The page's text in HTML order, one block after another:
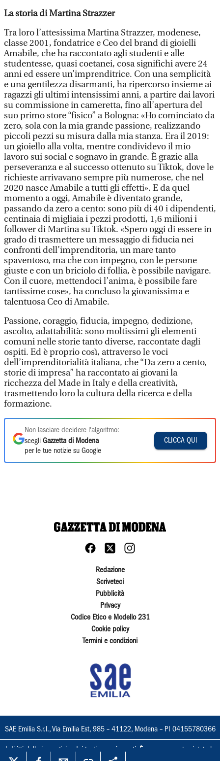
La storia di Martina Strazzer
Tra loro l’attesissima Martina Strazzer, modenese,
classe 2001, fondatrice e Ceo del brand di gioielli
Amabile, che ha raccontato agli studenti e alle
studentesse, quasi coetanei, cosa significhi avere 24
anni ed essere un’imprenditrice. Con una semplicità
e una gentilezza disarmanti, ha ripercorso insieme ai
ragazzi gli ultimi intensissimi anni, a partire dai lavori
su commissione in cameretta, fino all’apertura del
suo primo store “fisico” a Bologna: «Ho cominciato da
zero, sola con la mia grande passione, realizzando
piccoli pezzi su misura dalla mia stanza. Era il 2019:
un gioiello alla volta, mentre condividevo il mio
lavoro sui social e sognavo in grande. È grazie alla
perseveranza e al successo ottenuto su Tiktok, dove le
richieste arrivavano sempre più numerose, che nel
2020 nasce Amabile a tutti gli effetti». E da quel
momento a oggi, Amabile è diventato grande,
passando da zero a cento: sono più di 40 i dipendenti,
centinaia di migliaia i pezzi prodotti, 1,6 milioni i
follower di Martina su Tiktok. «Spero oggi di essere in
grado di trasmettere un messaggio di fiducia nei
confronti dell’imprenditoria, un mare tanto
spaventoso, ma che con impegno, con le persone
giuste e con un briciolo di follia, è possibile navigare.
Con il cuore, mettendoci l’anima, è possibile fare
tantissime cose», ha concluso la giovanissima e
talentuosa Ceo di Amabile.
Passione, coraggio, fiducia, impegno, dedizione,
ascolto, adattabilità: sono moltissimi gli elementi
comuni nelle storie tanto diverse, raccontate dagli
ospiti. Ed è proprio così, attraverso le voci
dell’imprenditorialità italiana, che “Da zero a cento,
storie di impresa” ha raccontato ai giovani la
ricchezza del Made in Italy e della creatività,
trasmettendo loro la cultura della ricerca e della
formazione.
Non lasciare decidere l'algoritmo:
scegli Gazzetta di Modena
per le tue notizie su Google
CLICCA QUI
Redazione
Scriveteci
Pubblicità
Privacy
Codice Etico e Modello 231
Cookie policy
Termini e condizioni
SAE Emilia S.r.l., Via Emilia Est, 985 – 41122, Modena – PI 04155780366
I diritti delle immagini e dei testi sono riservati. È espressamente vietata la